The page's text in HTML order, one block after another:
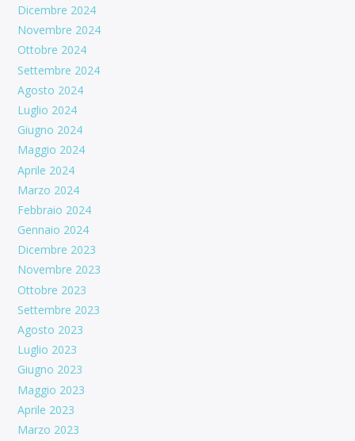
Dicembre 2024
Novembre 2024
Ottobre 2024
Settembre 2024
Agosto 2024
Luglio 2024
Giugno 2024
Maggio 2024
Aprile 2024
Marzo 2024
Febbraio 2024
Gennaio 2024
Dicembre 2023
Novembre 2023
Ottobre 2023
Settembre 2023
Agosto 2023
Luglio 2023
Giugno 2023
Maggio 2023
Aprile 2023
Marzo 2023